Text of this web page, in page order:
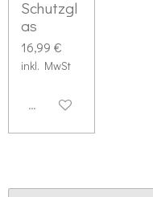
Schutzgl
as
16,99 €
inkl. MwSt
Deaktiviert